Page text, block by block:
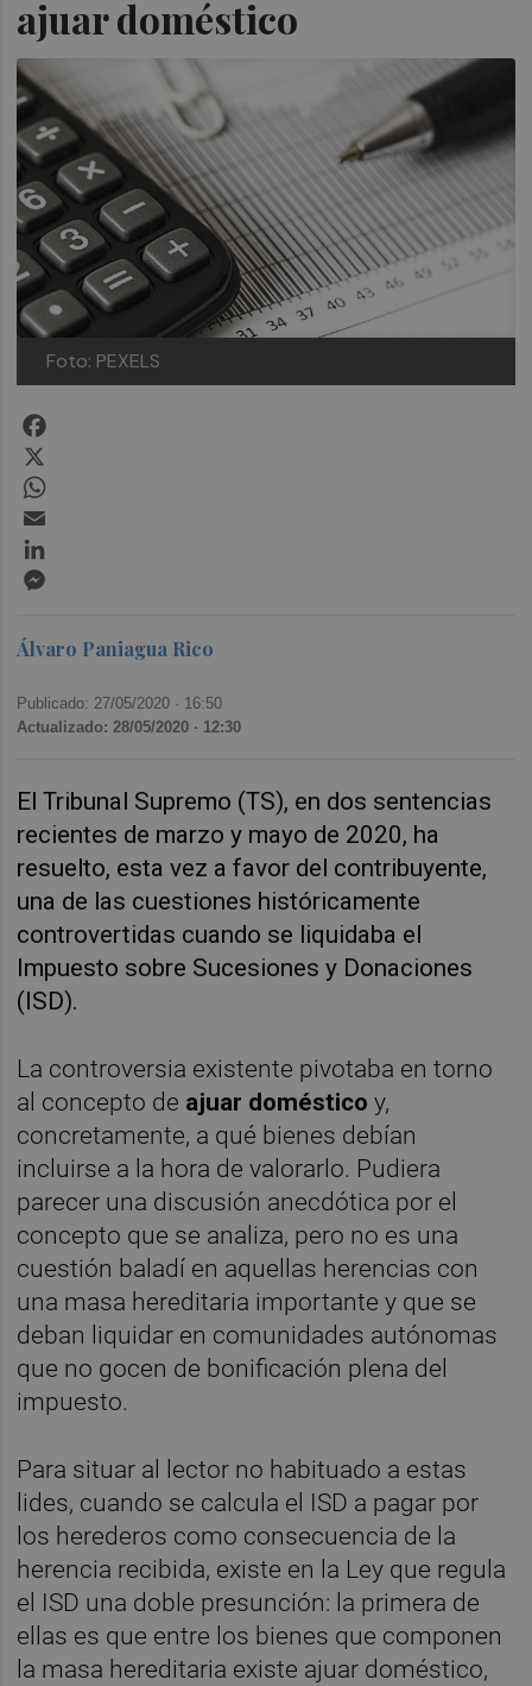
ajuar doméstico
Foto: PEXELS
Álvaro Paniagua Rico
Publicado: 27/05/2020 · 16:50
Actualizado: 28/05/2020 · 12:30
El Tribunal Supremo (TS), en dos sentencias
recientes de marzo y mayo de 2020, ha
resuelto, esta vez a favor del contribuyente,
una de las cuestiones históricamente
controvertidas cuando se liquidaba el
Impuesto sobre Sucesiones y Donaciones
(ISD).
La controversia existente pivotaba en torno
al concepto de ajuar doméstico y,
concretamente, a qué bienes debían
incluirse a la hora de valorarlo. Pudiera
parecer una discusión anecdótica por el
concepto que se analiza, pero no es una
cuestión baladí en aquellas herencias con
una masa hereditaria importante y que se
deban liquidar en comunidades autónomas
que no gocen de bonificación plena del
impuesto.
Para situar al lector no habituado a estas
lides, cuando se calcula el ISD a pagar por
los herederos como consecuencia de la
herencia recibida, existe en la Ley que regula
el ISD una doble presunción: la primera de
ellas es que entre los bienes que componen
la masa hereditaria existe ajuar doméstico,